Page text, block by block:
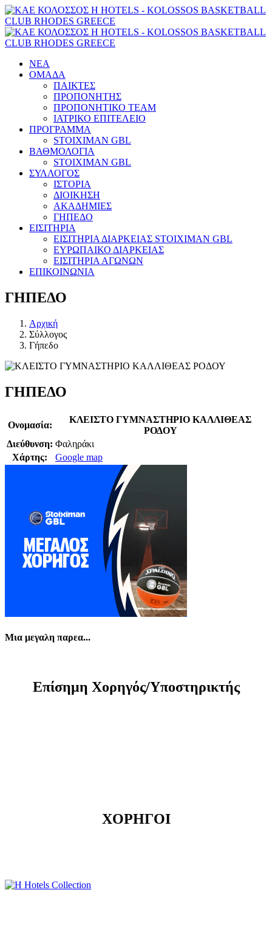
ΝΕΑ
ΟΜΑΔΑ
ΠΑΙΚΤΕΣ
ΠΡΟΠΟΝΗΤΗΣ
ΠΡΟΠΟΝΗΤΙΚΟ TEAM
ΙΑΤΡΙΚΟ ΕΠΙΤΕΛΕΙΟ
ΠΡΟΓΡΑΜΜΑ
STOIXIMAN GBL
ΒΑΘΜΟΛΟΓΙΑ
STOIXIMAN GBL
ΣΥΛΛΟΓΟΣ
ΙΣΤΟΡΙΑ
ΔΙΟΙΚΗΣΗ
ΑΚΑΔΗΜΙΕΣ
ΓΗΠΕΔΟ
ΕΙΣΙΤΗΡΙΑ
ΕΙΣΙΤΗΡΙΑ ΔΙΑΡΚΕΙΑΣ STOIXIMAN GBL
ΕΥΡΩΠΑΙΚΟ ΔΙΑΡΚΕΙΑΣ
ΕΙΣΙΤΗΡΙΑ ΑΓΩΝΩΝ
ΕΠΙΚΟΙΝΩΝΙΑ
ΓΗΠΕΔΟ
Αρχική
Σύλλογος
Γήπεδο
ΓΗΠΕΔΟ
Ονομασία:
ΚΛΕΙΣΤΟ ΓΥΜΝΑΣΤΗΡΙΟ ΚΑΛΛΙΘΕΑΣ
ΡΟΔΟΥ
Διεύθυνση: Φαληράκι
Χάρτης:
Google map
Μια μεγαλη παρεα...
Eπίσημη Xορηγός/Yποστηρικτής
ΧΟΡΗΓΟΙ